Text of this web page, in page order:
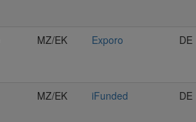
MZ/EK Exporo DE
MZ/EK iFunded DE